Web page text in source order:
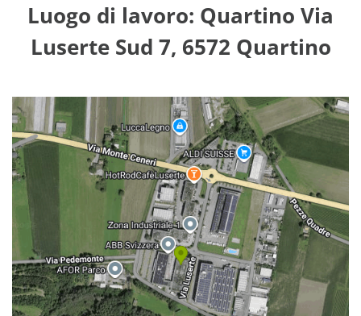
Luogo di lavoro: Quartino Via
Luserte Sud 7, 6572 Quartino